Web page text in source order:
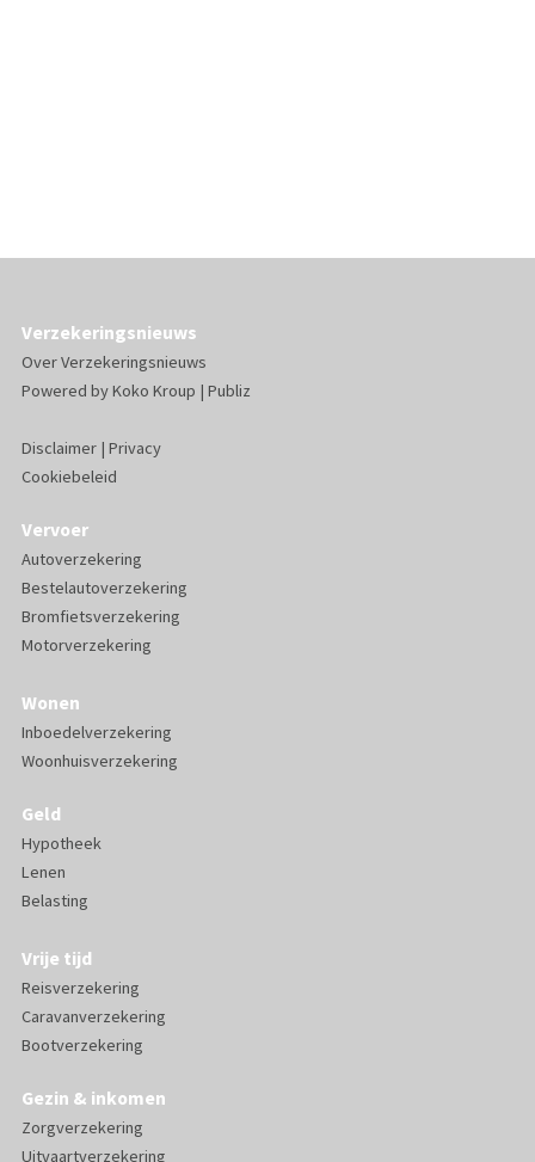
Verzekeringsnieuws
Over Verzekeringsnieuws
Powered byKoko Kroup | Publiz
Disclaimer| Privacy
Cookiebeleid
Vervoer
Autoverzekering
Bestelautoverzekering
Bromfietsverzekering
Motorverzekering
Wonen
Inboedelverzekering
Woonhuisverzekering
Geld
Hypotheek
Lenen
Belasting
Vrije tijd
Reisverzekering
Caravanverzekering
Bootverzekering
Gezin & inkomen
Zorgverzekering
Uitvaartverzekering